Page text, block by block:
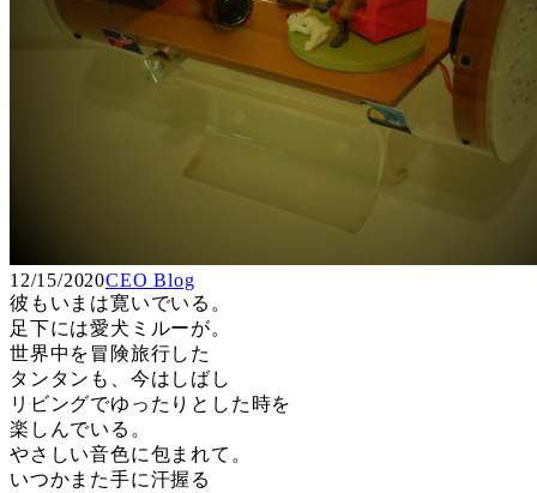
12/15/2020CEO Blog
彼もいまは寛いでいる。
足下には愛犬ミルーが。
世界中を冒険旅行した
タンタンも、今はしばし
リビングでゆったりとした時を
楽しんでいる。
やさしい音色に包まれて。
いつかまた手に汗握る